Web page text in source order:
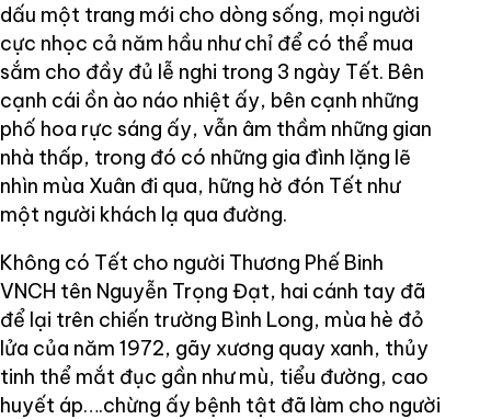
dấu một trang mới cho dòng sống, mọi người
cực nhọc cả năm hầu như chỉ để có thể mua
sắm cho đầy đủ lễ nghi trong 3 ngày Tết. Bên
cạnh cái ồn ào náo nhiệt ấy, bên cạnh những
phố hoa rực sáng ấy, vẫn âm thầm những gian
nhà thấp, trong đó có những gia đình lặng lẽ
nhìn mùa Xuân đi qua, hững hờ đón Tết như
một người khách lạ qua đường.
Không có Tết cho người Thương Phế Binh
VNCH tên Nguyễn Trọng Đạt, hai cánh tay đã
để lại trên chiến trường Bình Long, mùa hè đỏ
lửa của năm 1972, gãy xương quay xanh, thủy
tinh thể mắt đục gần như mù, tiểu đường, cao
huyết áp….chừng ấy bệnh tật đã làm cho người